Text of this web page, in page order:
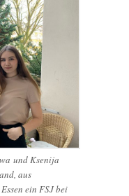
und Ksenija
aus
ein FSJ bei